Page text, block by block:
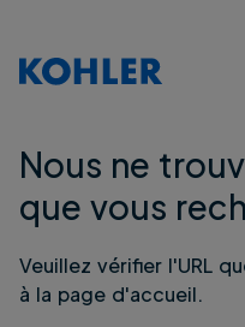
Nous ne
que vous
Veuillez vérifier l'URL
à la page d'accueil.